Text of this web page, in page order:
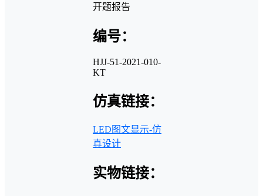
编号：
HJJ-51-2021-010-
KT
仿真链接：
LED图文显示-仿
真设计
实物链接：